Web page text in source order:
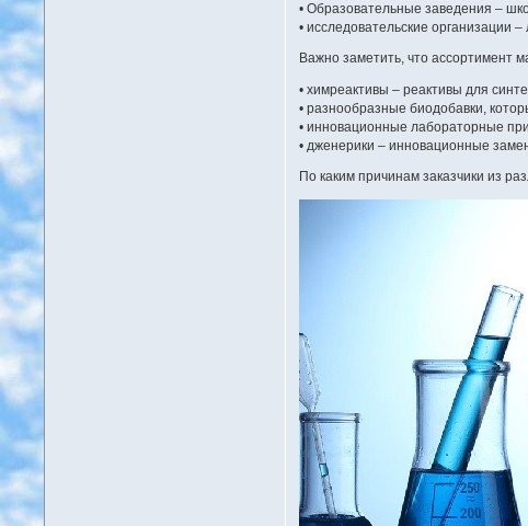
• Образовательные заведения –
• исследовательские организации
Важно заметить, что ассортимент
• химреактивы – реактивы для
• разнообразные биодобавки,
• инновационные лабораторные
• дженерики – инновационные
По каким причинам заказчики из